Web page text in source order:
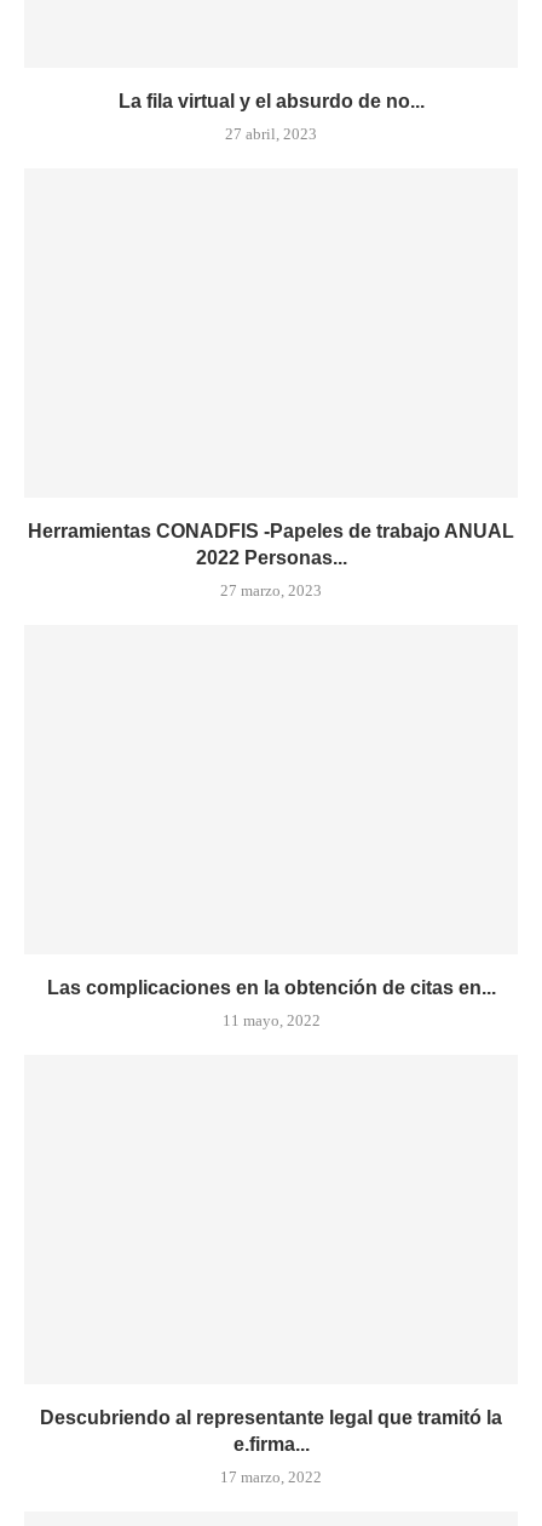
La fila virtual y el absurdo de no...
27 abril, 2023
Herramientas CONADFIS -Papeles de trabajo ANUAL
2022 Personas...
27 marzo, 2023
Las complicaciones en la obtención de citas en...
11 mayo, 2022
Descubriendo al representante legal que tramitó la
e.firma...
17 marzo, 2022